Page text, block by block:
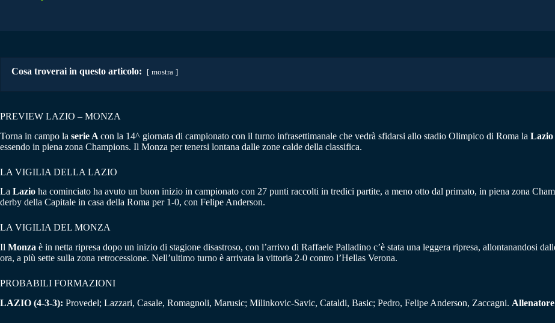
Cosa troverai in questo articolo: mostra
PREVIEW LAZIO – MONZA
Torna in campo la serie A con la 14^ giornata di campionato con il turno infrasettimanale che vedrà sfidarsi allo stadio Olimpico di Roma la Lazio
essendo in piena zona Champions. Il Monza per tenersi lontana dalle zone calde della classifica.
LA VIGILIA DELLA LAZIO
La Lazio ha cominciato ha avuto un buon inizio in campionato con 27 punti raccolti in tredici partite, a meno otto dal primato, in piena zona
derby della Capitale in casa della Roma per 1-0, con Felipe Anderson.
LA VIGILIA DEL MONZA
Il Monza è in netta ripresa dopo un inizio di stagione disastroso, con l’arrivo di Raffaele Palladino c’è stata una leggera ripresa, allontanandosi
ora, a più sette sulla zona retrocessione. Nell’ultimo turno è arrivata la vittoria 2-0 contro l’Hellas Verona.
PROBABILI FORMAZIONI
LAZIO (4-3-3): Provedel; Lazzari, Casale, Romagnoli, Marusic; Milinkovic-Savic, Cataldi, Basic; Pedro, Felipe Anderson, Zaccagni.